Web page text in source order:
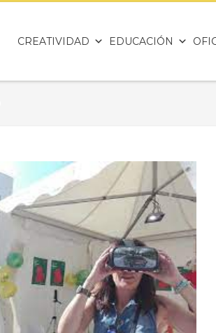
CREATIVIDAD EDUCACIÓN